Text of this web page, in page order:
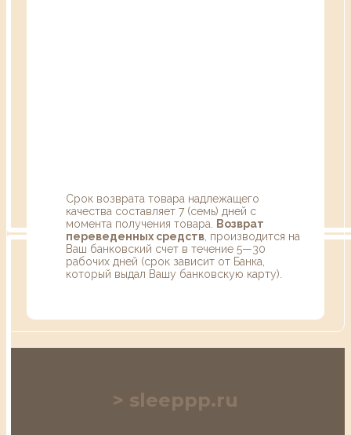
Срок возврата товара надлежащего
качества составляет 7 (семь) дней с
момента получения товара.
Возврат
переведенных средств , производится на
Ваш банковский счет в течение 5—30
рабочих дней (срок зависит от Банка,
который выдал Вашу банковскую карту).
sleeppp.ru